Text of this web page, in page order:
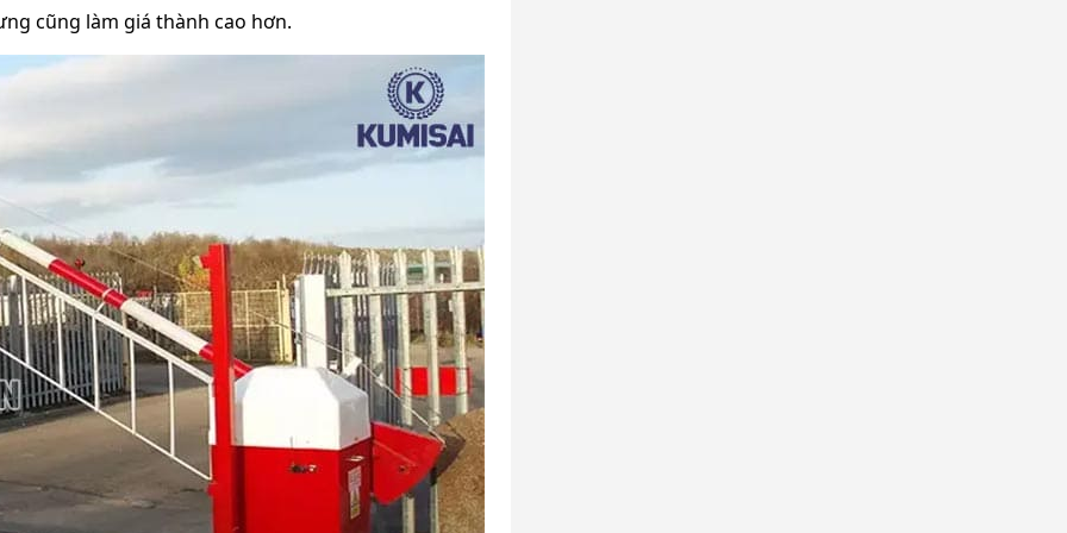
cũng làm giá thành cao hơn.